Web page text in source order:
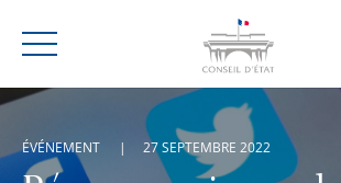
Menu
ÉVÉNEMENT 27 SEPTEMBRE 2022